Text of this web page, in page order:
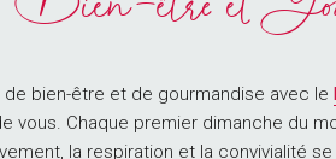
bien-être et de gourmandise avec le
vous. Chaque premier dimanche du
la respiration et la convivialité